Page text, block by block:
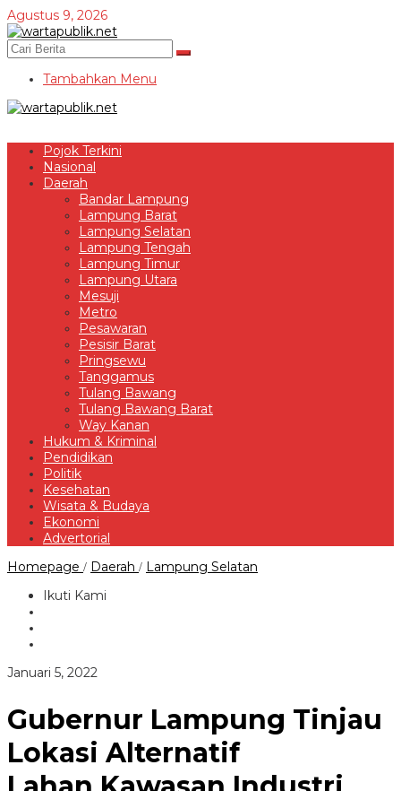
Lewati
ke
konten
Agustus 9, 2026
Tambahkan Menu
Pojok Terkini
Nasional
Daerah
Bandar Lampung
Lampung Barat
Lampung Selatan
Lampung Tengah
Lampung Timur
Lampung Utara
Mesuji
Metro
Pesawaran
Pesisir Barat
Pringsewu
Tanggamus
Tulang Bawang
Tulang Bawang Barat
Way Kanan
Hukum & Kriminal
Pendidikan
Politik
Kesehatan
Wisata & Budaya
Ekonomi
Advertorial
Homepage / Daerah / Lampung Selatan
Ikuti Kami
Januari 5, 2022
Gubernur Lampung Tinjau
Lokasi Alternatif